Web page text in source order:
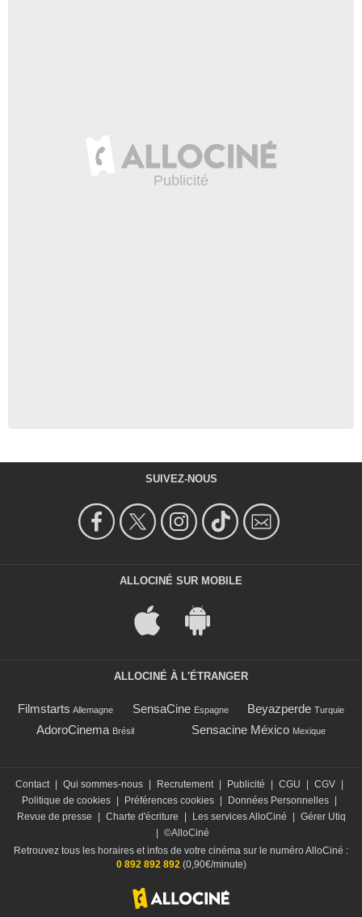
SUIVEZ-NOUS
ALLOCINÉ SUR MOBILE
ALLOCINÉ À L'ÉTRANGER
Filmstarts Allemagne SensaCine Espagne Beyazperde Turquie
AdoroCinema Brésil Sensacine México Mexique
Contact Qui sommes-nous Recrutement Publicité CGU CGV
Politique de cookies
Préférences cookies Données Personnelles
Revue de presse
Charte d'écriture Les services AlloCiné
Gérer Utiq
©AlloCiné
Retrouvez tous les horaires et infos de votre cinéma sur le numéro AlloCiné :
0 892 892 892(0,90€/minute)